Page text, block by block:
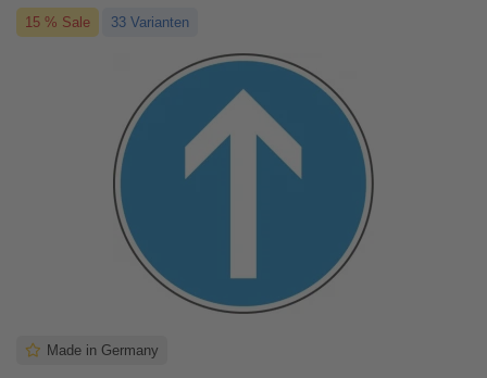
15 % Sale 33 Varianten
Made in Germany